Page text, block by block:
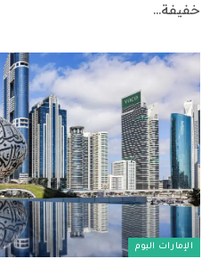
خفيفة…
الإمارات اليوم